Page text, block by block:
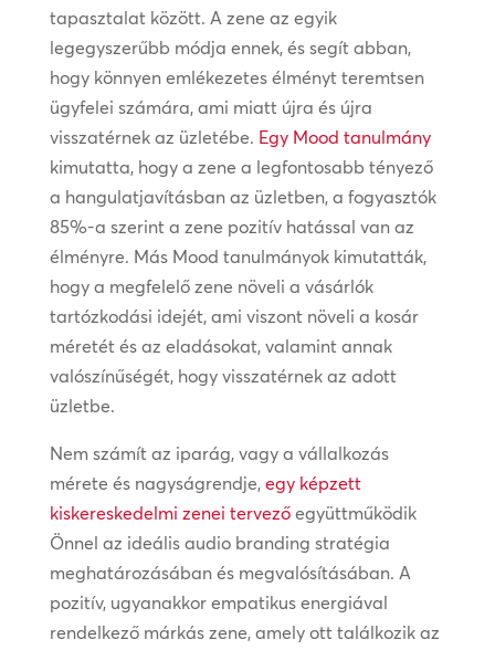
tapasztalat között. A zene az egyik
legegyszerűbb módja ennek, és segít abban,
hogy könnyen emlékezetes élményt teremtsen
ügyfelei számára, ami miatt újra és újra
visszatérnek az üzletébe. Egy Mood tanulmány
kimutatta, hogy a zene a legfontosabb tényező
a hangulatjavításban az üzletben, a fogyasztók
85%-a szerint a zene pozitív hatással van az
élményre. Más Mood tanulmányok kimutatták,
hogy a megfelelő zene növeli a vásárlók
tartózkodási idejét, ami viszont növeli a kosár
méretét és az eladásokat, valamint annak
valószínűségét, hogy visszatérnek az adott
üzletbe.
Nem számít az iparág, vagy a vállalkozás
mérete és nagyságrendje, egy képzett
kiskereskedelmi zenei tervezőegyüttműködik
Önnel az ideális audio branding stratégia
meghatározásában és megvalósításában. A
pozitív, ugyanakkor empatikus energiával
rendelkező márkás zene, amely ott találkozik az